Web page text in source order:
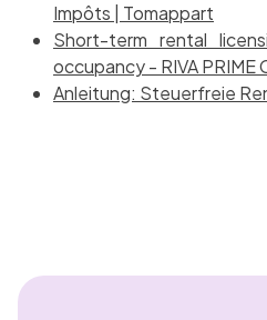
Impôts | Tomappart
Short-term rental
occupancy - RIVA PRIME
Anleitung: Steuerfreie